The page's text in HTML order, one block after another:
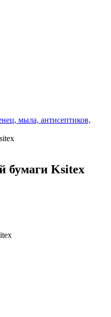
мыла, антисептиков,
бумаги Ksitex